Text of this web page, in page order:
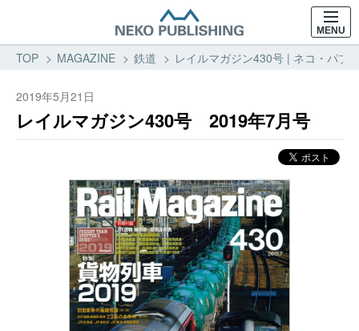
MENU
TOP MAGAZINE 鉄道 レイルマガジン430号 | ネコ・パブ
2019年5月21日
レイルマガジン430号 2019年7月号